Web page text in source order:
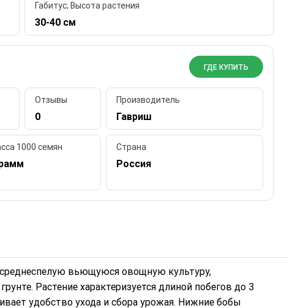
Габитус; Высота растения
30-40 см
ГДЕ КУПИТЬ
Отзывы
0
Производитель
Гавриш
1000 семян Страна
Россия
вьющуюся овощную культуру,
Растение характеризуется длиной побегов до 3
удобство ухода и сбора урожая. Нижние бобы